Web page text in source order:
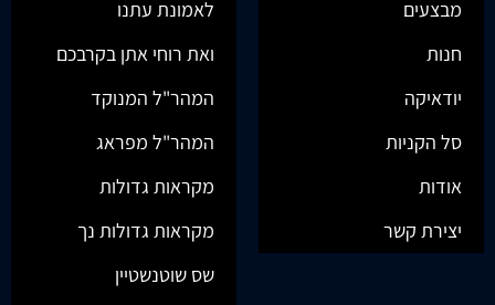
מבצעים
חנות
יודאיקה
סל הקניות
אודות
יצירת קשר
לאמונת עתנו
ואת רוחי אתן בקרבכם
המהר"ל המנוקד
המהר"ל מפראג
מקראות גדולות
מקראות גדולות נך
שס שוטנשטיין